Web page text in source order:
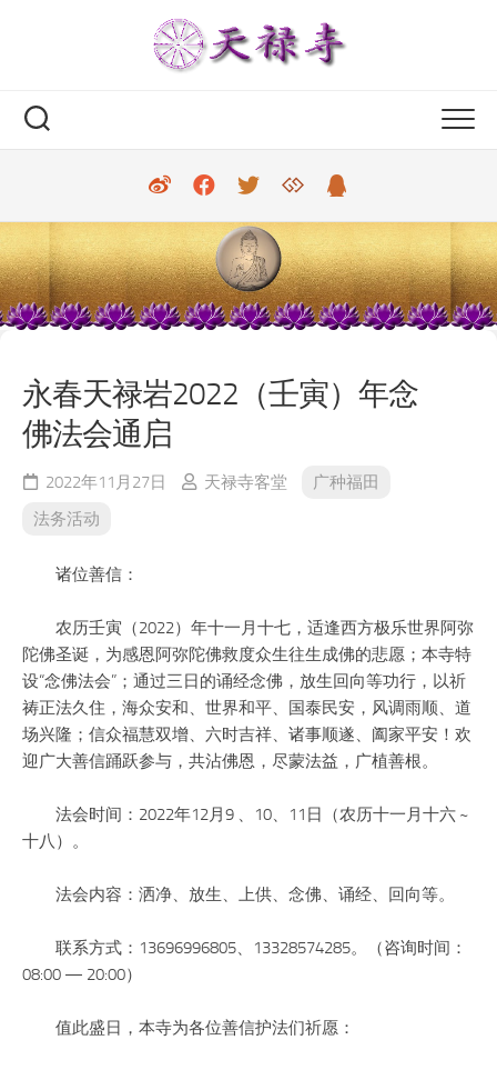
永春天禄岩2022（壬寅）年念
佛法会通启
2022年11月27日 天禄寺客堂
广种福田
法务活动
诸位善信：
农历壬寅（2022）年十一月十七，适逢西方极乐世界阿弥
陀佛圣诞，为感恩阿弥陀佛救度众生往生成佛的悲愿；本寺特
设“念佛法会”；通过三日的诵经念佛，放生回向等功行，以祈
祷正法久住，海众安和、世界和平、国泰民安，风调雨顺、道
场兴隆；信众福慧双增、六时吉祥、诸事顺遂、阖家平安！欢
迎广大善信踊跃参与，共沾佛恩，尽蒙法益，广植善根。
法会时间：2022年12月9 、10、11日（农历十一月十六 ~
十八）。
法会内容：洒净、放生、上供、念佛、诵经、回向等。
联系方式：13696996805、13328574285。（咨询时间：
08:00 — 20:00）
值此盛日，本寺为各位善信护法们祈愿：